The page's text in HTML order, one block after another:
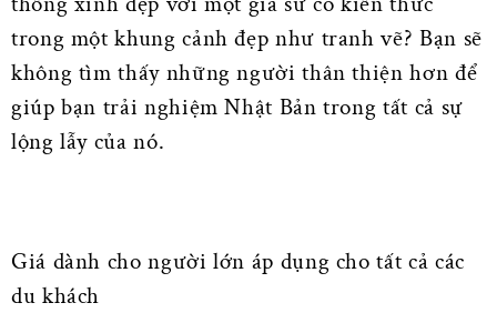
trong một khung cảnh đẹp như tranh vẽ? Bạn sẽ
không tìm thấy những người thân thiện hơn để
giúp bạn trải nghiệm Nhật Bản trong tất cả sự
lộng lẫy của nó.
Giá dành cho người lớn áp dụng cho tất cả các
du khách